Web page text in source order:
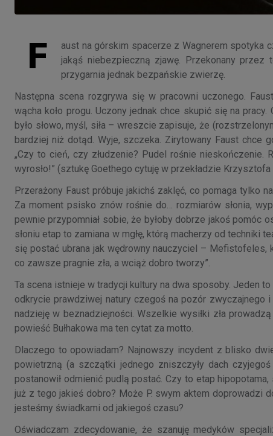
F
aust na górskim spacerze z Wagnerem spotyka
jakąś niebezpieczną zjawę. Przekonany przez
przygarnia jednak bezpańskie zwierzę.
Następna scena rozgrywa się w pracowni uczonego.
wącha koło progu. Uczony jednak chce skupić się na
było słowo, myśl, siła – wreszcie zapisuje, że
bardziej niż dotąd. Wyje, szczeka. Zirytowany Faust chce
„Czy to cień, czy złudzenie? Pudel rośnie
wyrosło!” (sztukę Goethego cytuję w przekładzie
Przerażony Faust próbuje jakichś zaklęć, co pomaga tylko
Za moment psisko znów rośnie do… rozmiarów słonia,
pewnie przypomniał sobie, że byłoby dobrze jakoś
słoniu etap to zamiana w mgłę, którą macherzy od techniki
się postać ubrana jak wędrowny nauczyciel – Mefistofeles,
co zawsze pragnie zła, a wciąż dobro tworzy”.
Ta scena istnieje w tradycji kultury na dwa sposoby. Jeden
odkrycie prawdziwej natury czegoś na pozór
nadzieję w beznadziejności. Wszelkie wysiłki zła
powieść Bułhakowa ma ten cytat za motto.
Dlaczego to opowiadam? Najnowszy incydent z blisko
powietrzną (a szczątki jednego zniszczyły dach
postanowił odmienić pudlą postać. Czy to etap
już z tego jakieś dobro? Może P. swym aktem doprowadzi
jesteśmy świadkami od jakiegoś czasu?
Oświadczam zdecydowanie, że szanuję medyków